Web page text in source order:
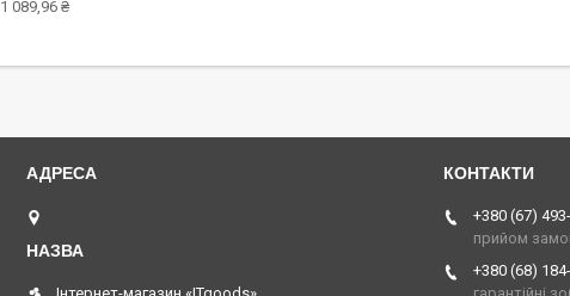
1 089,96 ₴
+380 (67)
прийом
+380 (68)